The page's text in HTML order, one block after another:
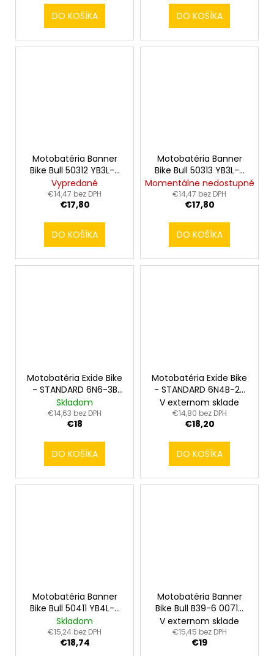
DO KOŠÍKA DO KOŠÍKA
Motobatéria Banner
Bike Bull 50312 YB3L-A
12V 3Ah
Vypredané
€14,47 bez DPH
€17,80
DO KOŠÍKA
Motobatéria Banner
Bike Bull 50313 YB3L-B
12V 3Ah
Momentálne nedostupné
€14,47 bez DPH
€17,80
DO KOŠÍKA
Motobatéria Exide Bike
- STANDARD 6N6-3B
6V 6Ah
Skladom
€14,63 bez DPH
€18
DO KOŠÍKA
Motobatéria Exide Bike
- STANDARD 6N4B-2A
6V 4Ah
V externom sklade
€14,80 bez DPH
€18,20
DO KOŠÍKA
Motobatéria Banner
Bike Bull 50411 YB4L-B
12V 4Ah
Skladom
€15,24 bez DPH
€18,74
Motobatéria Banner
Bike Bull B39-6 00714
6V 7Ah
V externom sklade
€15,45 bez DPH
€19